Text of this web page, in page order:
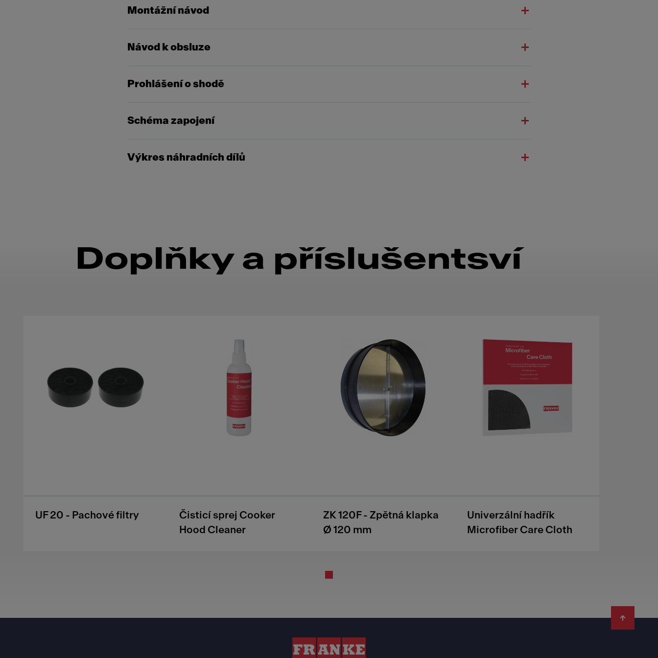
Montážní návod
Návod k obsluze
Prohlášení o shodě
Schéma zapojení
Výkres náhradních dílů
Doplňky a příslušentsví
UF 20 - Pachové filtry
Čisticí sprej Cooker
Hood Cleaner
ZK 120F - Zpětná klapka
Ø 120 mm
Univerzální hadřík
Microfiber Care Cloth